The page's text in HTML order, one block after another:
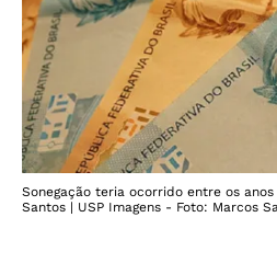
Sonegação teria ocorrido entre os anos
Santos | USP Imagens - Foto: Marcos